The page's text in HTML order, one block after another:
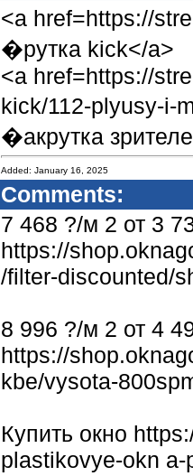
<a href=https://
�рутка kick</a>
<a href=https://
kick/112-plyusy-i-
�акрутка
Added: January 16, 2025
Comments:
7 468 ?/м 2 от 3
https://
/filter-discounted/
8 996 ?/м 2 от 4
https://
kbe/vysota-
Купить окно
plastikovye-okn